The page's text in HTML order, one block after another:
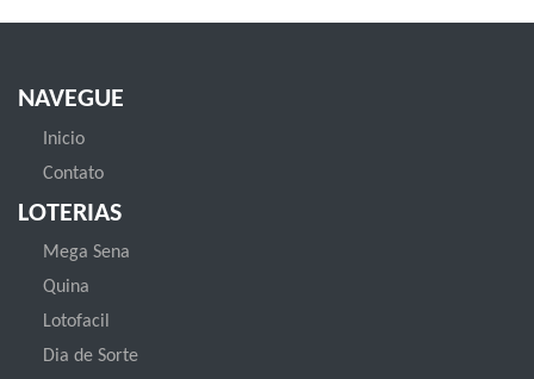
NAVEGUE
Inicio
Contato
LOTERIAS
Mega Sena
Quina
Lotofacil
Dia de Sorte